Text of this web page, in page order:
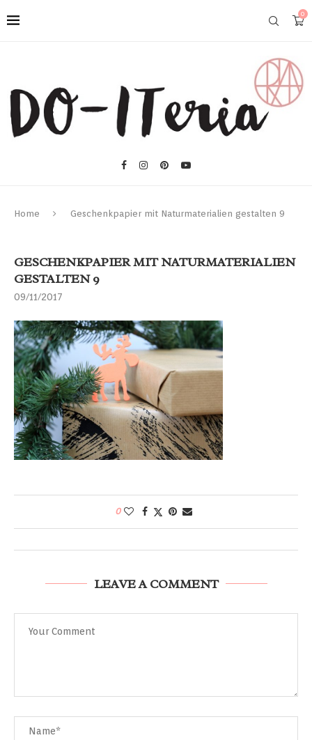
0
Home Geschenkpapier mit Naturmaterialien gestalten 9
GESCHENKPAPIER MIT NATURMATERIALIEN
GESTALTEN 9
09/11/2017
0
LEAVE A COMMENT